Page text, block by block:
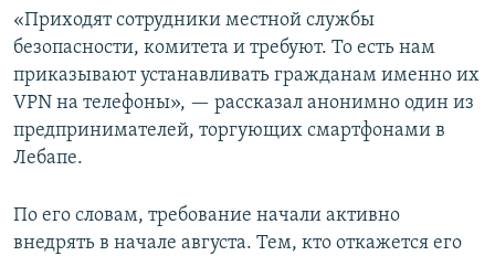
«Приходят сотрудники местной службы
безопасности, комитета и требуют. То есть нам
приказывают устанавливать гражданам именно их
VPN на телефоны», — рассказал анонимно один из
предпринимателей, торгующих смартфонами в
Лебапе.
По его словам, требование начали активно
внедрять в начале августа. Тем, кто откажется его